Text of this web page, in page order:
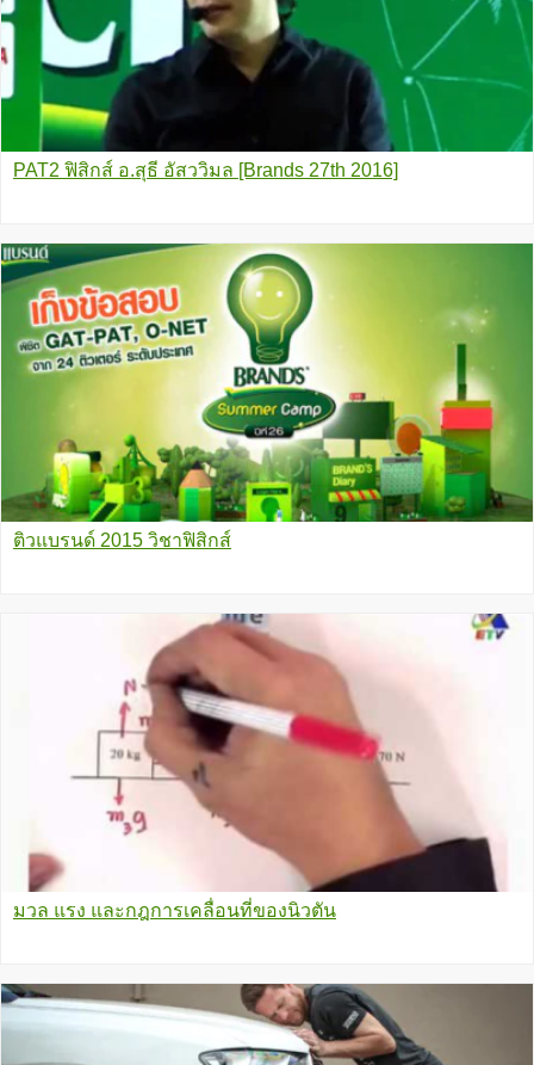
PAT2 ฟิสิกส์ อ.สุธี อัสววิมล [Brands 27th 2016]
ติวแบรนด์ 2015 วิชาฟิสิกส์
มวล แรง และกฎการเคลื่อนที่ของนิวตัน